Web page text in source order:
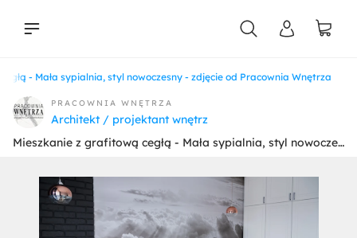
- Mała sypialnia, styl nowoczesny - zdjęcie od Pracownia Wnętrza
PRACOWNIA WNĘTRZA
Architekt / projektant wnętrz
Mieszkanie z grafitową cegłą - Mała sypialnia, styl nowoczesny - zdjęcie od Pracownia Wnętrza